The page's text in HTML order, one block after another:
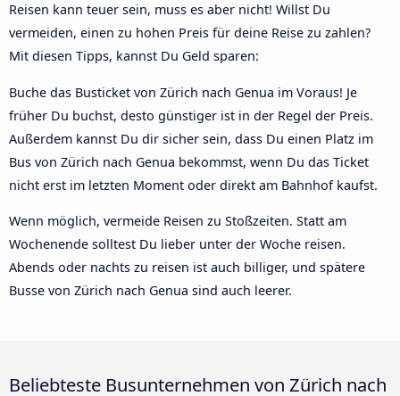
Reisen kann teuer sein, muss es aber nicht! Willst Du
vermeiden, einen zu hohen Preis für deine Reise zu zahlen?
Mit diesen Tipps, kannst Du Geld sparen:
Buche das Busticket von Zürich nach Genua im Voraus! Je
früher Du buchst, desto günstiger ist in der Regel der Preis.
Außerdem kannst Du dir sicher sein, dass Du einen Platz im
Bus von Zürich nach Genua bekommst, wenn Du das Ticket
nicht erst im letzten Moment oder direkt am Bahnhof kaufst.
Wenn möglich, vermeide Reisen zu Stoßzeiten. Statt am
Wochenende solltest Du lieber unter der Woche reisen.
Abends oder nachts zu reisen ist auch billiger, und spätere
Busse von Zürich nach Genua sind auch leerer.
Beliebteste Busunternehmen von Zürich nach